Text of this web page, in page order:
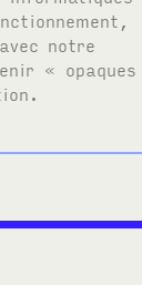
notre
« opaques